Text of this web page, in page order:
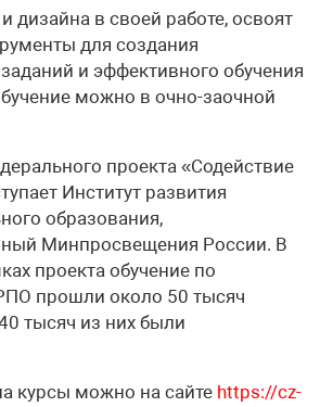
дизайна в своей работе, освоят
для создания
и эффективного обучения
можно в очно-заочной
проекта «Содействие
Институт развития
образования,
Минпросвещения России. В
проекта обучение по
прошли около 50 тысяч
тысяч из них были
курсы можно на сайте https://cz-